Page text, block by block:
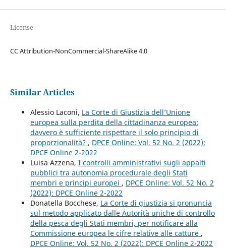
License
CC Attribution-NonCommercial-ShareAlike 4.0
Similar Articles
Alessio Laconi, La Corte di Giustizia dell’Unione
europea sulla perdita della cittadinanza europea:
davvero è sufficiente rispettare il solo principio di
proporzionalità? , DPCE Online: Vol. 52 No. 2 (2022):
DPCE Online 2-2022
Luisa Azzena, I controlli amministrativi sugli appalti
pubblici tra autonomia procedurale degli Stati
membri e principi europei , DPCE Online: Vol. 52 No. 2
(2022): DPCE Online 2-2022
Donatella Bocchese, La Corte di giustizia si pronuncia
sul metodo applicato dalle Autorità uniche di controllo
della pesca degli Stati membri, per notificare alla
Commissione europea le cifre relative alle catture ,
DPCE Online: Vol. 52 No. 2 (2022): DPCE Online 2-2022